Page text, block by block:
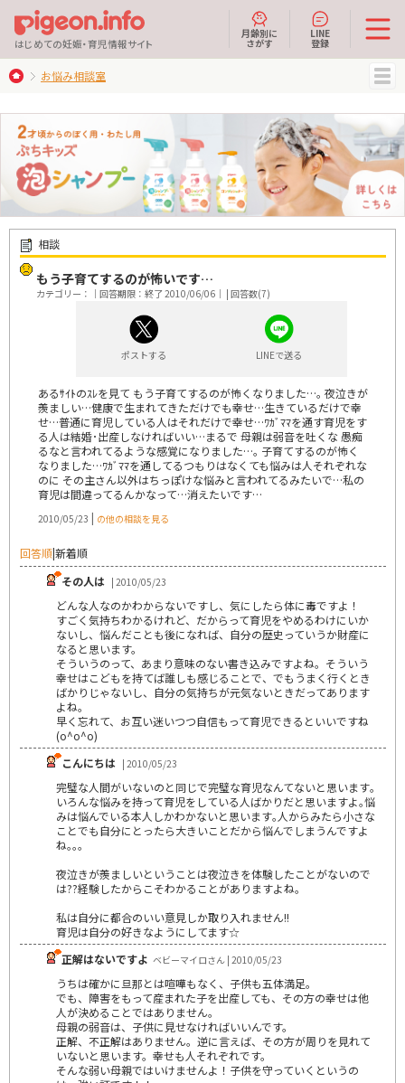
はじめての妊娠・育児情報サイト
月齢別に
さがす
LINE
登録
お悩み相談室
相談
もう子育てするのが怖いです…
カテゴリー：｜回答期限：終了 2010/06/06｜ | 回答数(7)
ポストする LINEで送る
あるｻｲﾄのｽﾚを見て もう子育てするのが怖くなりました…｡ 夜泣きが
羨ましい…健康で生まれてきただけでも幸せ…生きているだけで幸
せ…普通に育児している人はそれだけで幸せ…ﾜｶﾞﾏﾏを通す育児をす
る人は結婚･出産しなければいい…まるで 母親は弱音を吐くな 愚痴
るなと言われてるような感覚になりました…｡ 子育てするのが怖く
なりました…ﾜｶﾞﾏﾏを通してるつもりはなくても悩みは人それぞれな
のに その主さん以外はちっぽけな悩みと言われてるみたいで…私の
育児は間違ってるんかなって…消えたいです…
2010/05/23 | の他の相談を見る
回答順|新着順
その人は | 2010/05/23
どんな人なのかわからないですし、気にしたら体に毒ですよ！
すごく気持ちわかるけれど、だからって育児をやめるわけにいか
ないし、悩んだことも後になれば、自分の歴史っていうか財産に
なると思います。
そういうのって、あまり意味のない書き込みですよね。そういう
幸せはこどもを持てば誰しも感じることで、でもうまく行くとき
ばかりじゃないし、自分の気持ちが元気ないときだってあります
よね。
早く忘れて、お互い迷いつつ自信もって育児できるといいですね
(o^o^o)
こんにちは | 2010/05/23
完璧な人間がいないのと同じで完璧な育児なんてないと思います｡
いろんな悩みを持って育児をしている人ばかりだと思いますよ｡悩
みは悩んでいる本人しかわかないと思います｡人からみたら小さな
ことでも自分にとったら大きいことだから悩んでしまうんですよ
ね｡｡｡
夜泣きが羨ましいということは夜泣きを体験したことがないので
は??経験したからこそわかることがありますよね｡
私は自分に都合のいい意見しか取り入れません!!
育児は自分の好きなようにしてます☆
正解はないですよ ベビーマイロさん | 2010/05/23
うちは確かに旦那とは喧嘩もなく、子供も五体満足。
でも、障害をもって産まれた子を出産しても、その方の幸せは他
人が決めることではありません。
母親の弱音は、子供に見せなければいいんです。
正解、不正解はありません。逆に言えば、その方が周りを見れて
いないと思います。幸せも人それぞれです。
そんな弱い母親ではいけませんよ！子供を守っていくというの